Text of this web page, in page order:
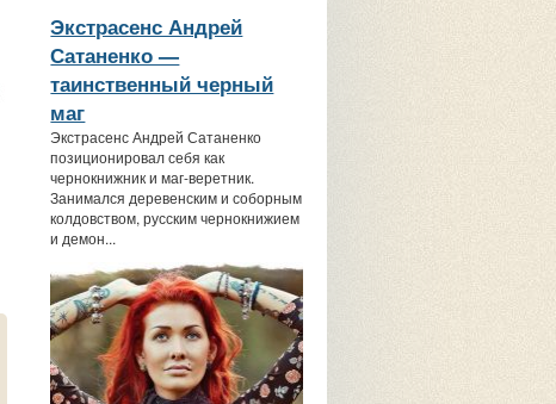
Экстрасенс Андрей
Сатаненко —
таинственный черный
маг
Экстрасенс Андрей Сатаненко
позиционировал себя как
чернокнижник и маг-веретник.
Занимался деревенским и соборным
колдовством, русским чернокнижием
и демон...